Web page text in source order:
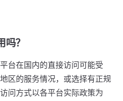
？
台在国内的直接访问可能受
区的服务情况，或选择有正规
问方式以各平台实际政策为